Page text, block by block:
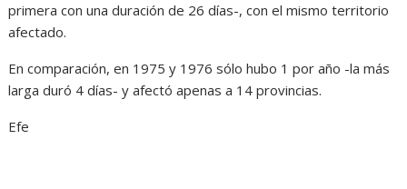
primera con una duración de 26 días-, con el mismo territorio
afectado.
En comparación, en 1975 y 1976 sólo hubo 1 por año -la más
larga duró 4 días- y afectó apenas a 14 provincias.
Efe